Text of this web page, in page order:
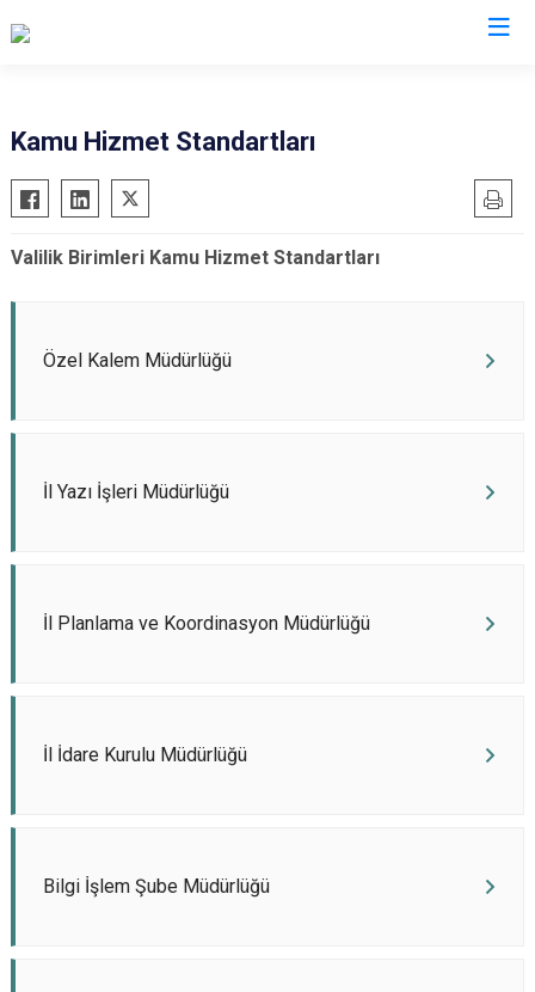
Kamu Hizmet Standartları
Valilik Birimleri Kamu Hizmet Standartları
Özel Kalem Müdürlüğü
İl Yazı İşleri Müdürlüğü
İl Planlama ve Koordinasyon Müdürlüğü
İl İdare Kurulu Müdürlüğü
Bilgi İşlem Şube Müdürlüğü